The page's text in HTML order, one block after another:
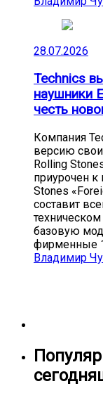
28.07.2026
Technics
наушники
честь
Компания
версию
Rolling
приурочен к
Stones
составит
базовую
фирменные
Владимир